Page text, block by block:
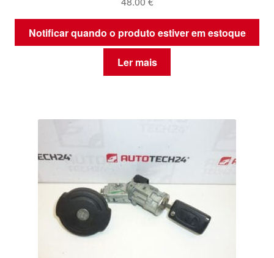
Notificar quando o produto estiver em estoque
Ler mais